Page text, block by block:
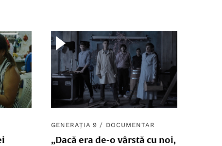
GENERAȚIA 9 / DOCUMENTAR
„Dacă era de-o vârstă cu noi,